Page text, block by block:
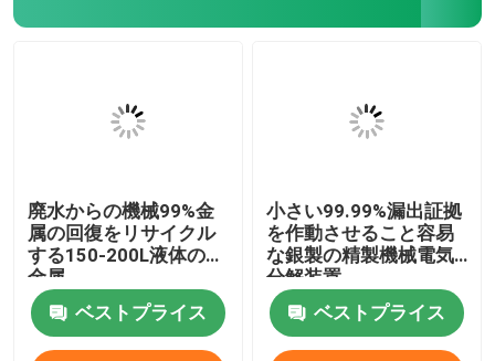
廃水からの機械99%金
属の回復をリサイクル
する150-200L液体の貴
金属
ベストプライス
小さい99.99%漏出証拠
を作動させること容易
な銀製の精製機械電気
分解装置
ベストプライス